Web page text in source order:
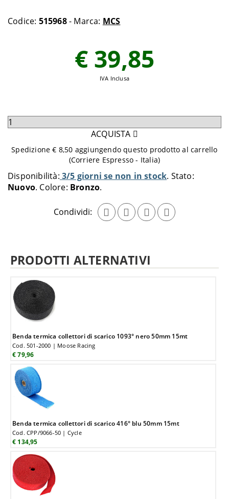
Codice: 515968- Marca: MCS
Disponibilità: 3/5 giorni se non in stock Stato:
Nuovo Colore: Bronzo
Condividi:
€ 39,85
IVA Inclusa
Seleziona
aggiungere
carrello
ACQUISTA
Spedizione € 8,50 aggiungendo questo prodotto al carrello
(Corriere Espresso - Italia)
PRODOTTI ALTERNATIVI
Benda termica collettori di scarico 1093° nero 50mm 15mt
Cod. 501-2000 | Moose Racing
€ 79,96
Benda termica collettori di scarico 416° blu 50mm 15mt
Cod. CPP/9066-50 | Cycle
€ 134,95